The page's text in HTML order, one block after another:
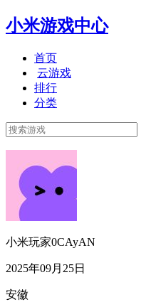
小米游戏中心
首页
云游戏
排行
分类
小米玩家0CAyAN
2025年09月25日
安徽